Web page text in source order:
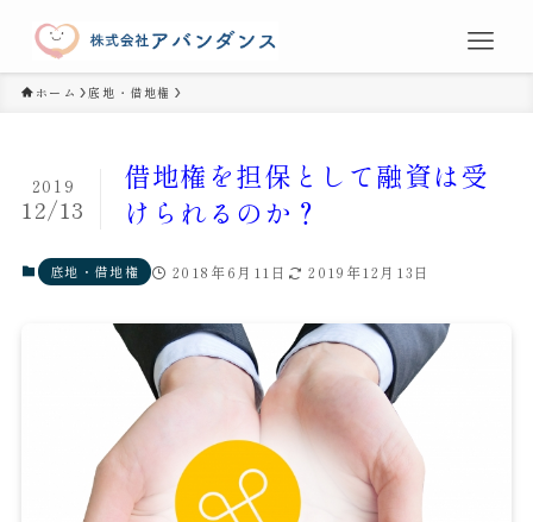
ホーム 底地・借地権
借地権を担保として融資は受
けられるのか？
2019
12/13
底地・借地権 2018年6月11日 2019年12月13日